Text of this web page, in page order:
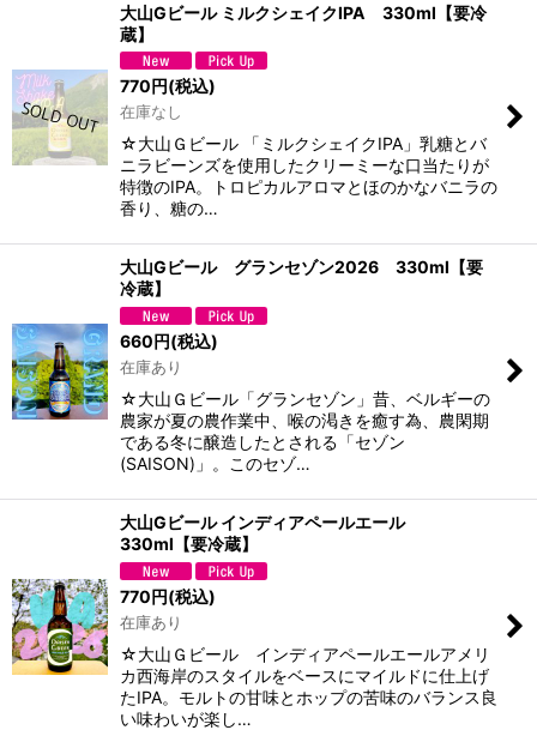
大山Gビール ミルクシェイクIPA 330ml【要冷
蔵】
770円(税込)
在庫なし
☆大山Ｇビール 「ミルクシェイクIPA」乳糖とバ
ニラビーンズを使用したクリーミーな口当たりが
特徴のIPA。トロピカルアロマとほのかなバニラの
香り、糖の…
大山Gビール グランセゾン2026 330ml【要
冷蔵】
660円(税込)
在庫あり
☆大山Ｇビール「グランセゾン」昔、ベルギーの
農家が夏の農作業中、喉の渇きを癒す為、農閑期
である冬に醸造したとされる「セゾン
(SAISON)」。このセゾ…
大山Gビール インディアペールエール
330ml【要冷蔵】
770円(税込)
在庫あり
☆大山Ｇビール インディアペールエールアメリ
カ西海岸のスタイルをベースにマイルドに仕上げ
たIPA。モルトの甘味とホップの苦味のバランス良
い味わいが楽し…